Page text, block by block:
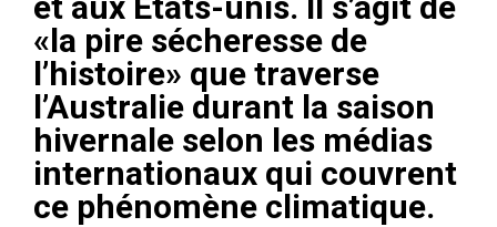
«la pire sécheresse de
l’histoire» que traverse
l’Australie durant la saison
hivernale selon les médias
internationaux qui couvrent
ce phénomène climatique.